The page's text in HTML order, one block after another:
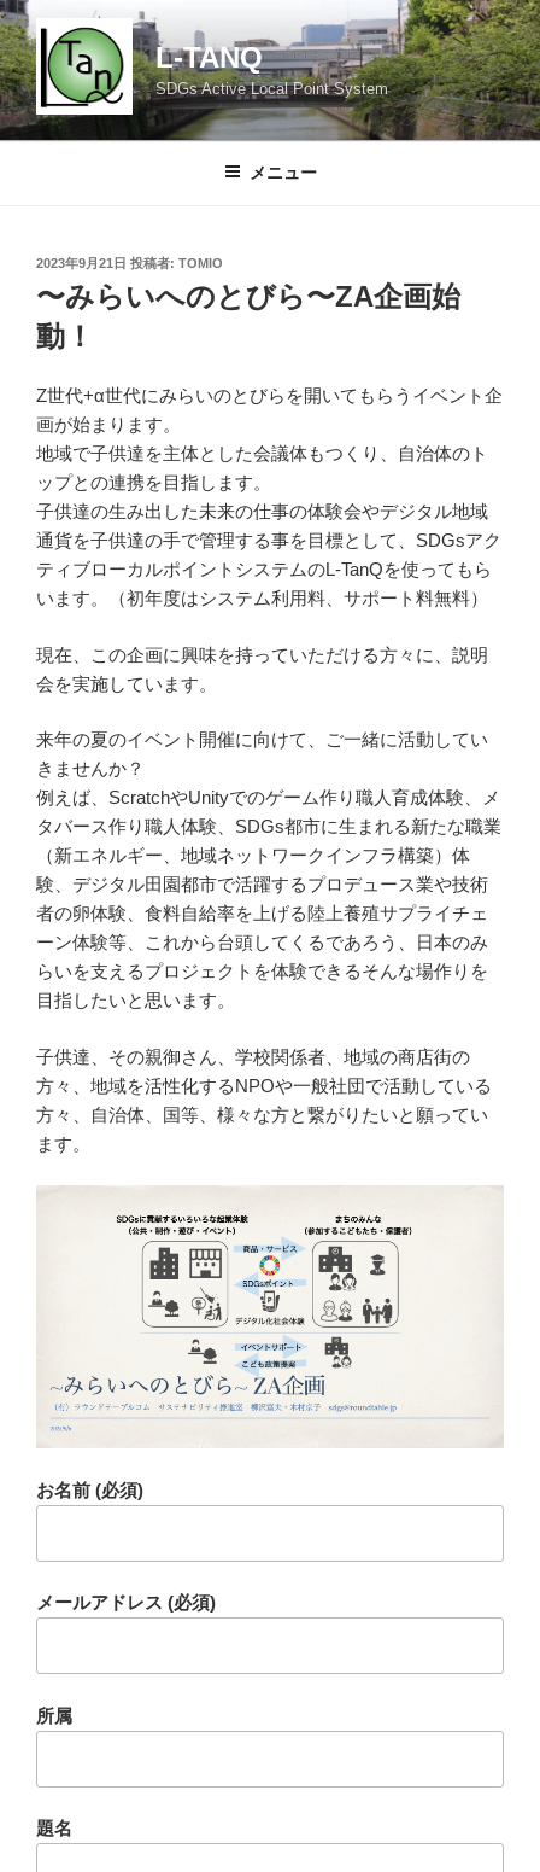
コ
ン
テ
ン
ツ
L-TANQ
SDGs Active Local Point System
メニュー
投
2023年9月21日 投稿者: TOMIO
〜みらいへのとびら〜ZA企画始
動！
Z世代+α世代にみらいのとびらを開いてもらうイベント企
画が始まります。
地域で子供達を主体とした会議体もつくり、自治体のト
ップとの連携を目指します。
子供達の生み出した未来の仕事の体験会やデジタル地域
通貨を子供達の手で管理する事を目標として、SDGsアク
ティブローカルポイントシステムのL-TanQを使ってもら
います。（初年度はシステム利用料、サポート料無料）
現在、この企画に興味を持っていただける方々に、説明
会を実施しています。
来年の夏のイベント開催に向けて、ご一緒に活動してい
きませんか？
例えば、ScratchやUnityでのゲーム作り職人育成体験、メ
タバース作り職人体験、SDGs都市に生まれる新たな職業
（新エネルギー、地域ネットワークインフラ構築）体
験、デジタル田園都市で活躍するプロデュース業や技術
者の卵体験、食料自給率を上げる陸上養殖サプライチェ
ーン体験等、これから台頭してくるであろう、日本のみ
らいを支えるプロジェクトを体験できるそんな場作りを
目指したいと思います。
子供達、その親御さん、学校関係者、地域の商店街の
方々、地域を活性化するNPOや一般社団で活動している
方々、自治体、国等、様々な方と繋がりたいと願ってい
ます。
お名前 (必須)
メールアドレス (必須)
所属
題名